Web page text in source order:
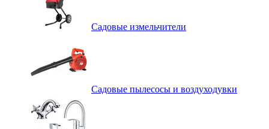
Садовые измельчители
Садовые пылесосы и воздуходувки